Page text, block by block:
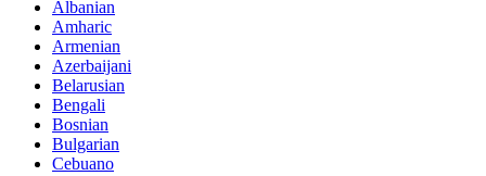
Albanian
Amharic
Armenian
Azerbaijani
Belarusian
Bengali
Bosnian
Bulgarian
Cebuano